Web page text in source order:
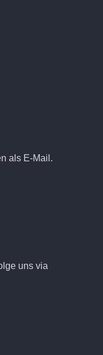
als E-Mail.
uns via